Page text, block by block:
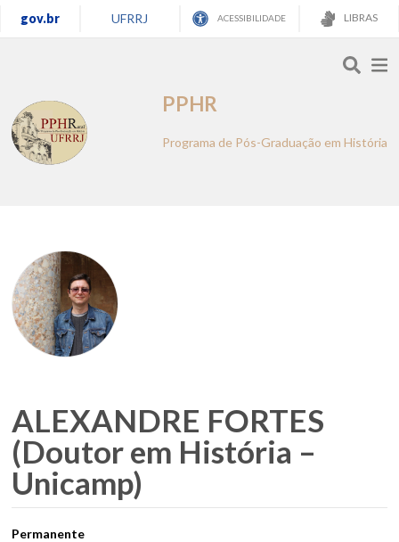
gov.br UFRRJ ACESSIBILIDADE LIBRAS
PPHR
Programa de Pós-Graduação em História
ALEXANDRE FORTES
(Doutor em História –
Unicamp)
Permanente